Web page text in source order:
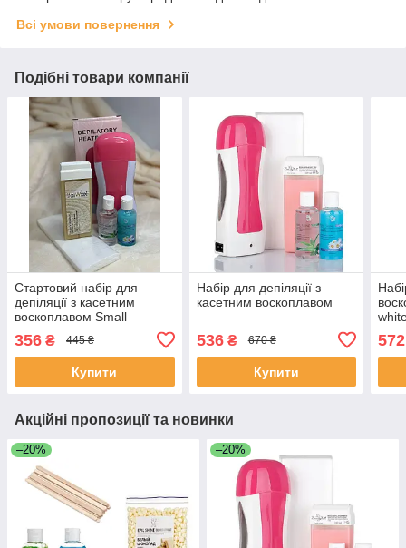
Всі умови повернення
Подібні товари компанії
Стартовий набір для
депіляції з касетним
воскоплавом Small
356 ₴ 445 ₴
Купити
Набір для депіляції з
касетним воскоплавом
536₴ 670 ₴
Купити
572
Акційні пропозиції та новинки
–20% –20%